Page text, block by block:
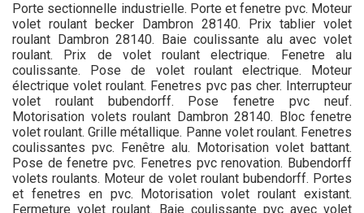
Porte sectionnelle industrielle. Porte et fenetre pvc. Moteur
volet roulant becker Dambron 28140. Prix tablier volet
roulant Dambron 28140. Baie coulissante alu avec volet
roulant. Prix de volet roulant electrique. Fenetre alu
coulissante. Pose de volet roulant electrique. Moteur
électrique volet roulant. Fenetres pvc pas cher. Interrupteur
volet roulant bubendorff. Pose fenetre pvc neuf.
Motorisation volets roulant Dambron 28140. Bloc fenetre
volet roulant. Grille métallique. Panne volet roulant. Fenetres
coulissantes pvc. Fenêtre alu. Motorisation volet battant.
Pose de fenetre pvc. Fenetres pvc renovation. Bubendorff
volets roulants. Moteur de volet roulant bubendorff. Portes
et fenetres en pvc. Motorisation volet roulant existant.
Fermeture volet roulant. Baie coulissante pvc avec volet